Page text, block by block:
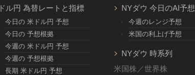
ドル円 為替レートと指標
今日の 米ドル円 予想
今日の 予想根拠
今週の 米ドル円 予想
今週の 予想根拠
長期 米ドル円 予想
NYダウ 今日のAI予想
今週のレンジ予想
米国の利上げ予想
NYダウ 時系列
米国株／世界株